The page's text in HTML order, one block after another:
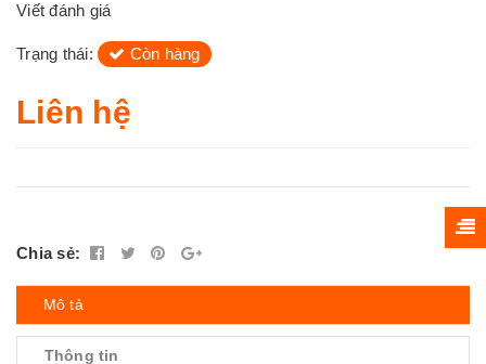
Viết đánh giá
Trạng thái: Còn hàng
Liên hệ
Chia sẻ:
Mô tả
Thông tin